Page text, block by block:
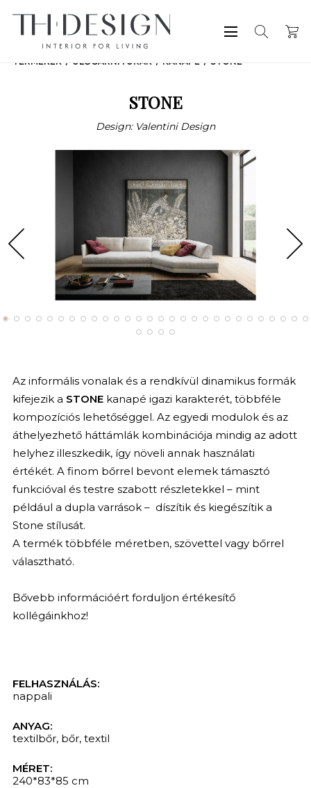
TERMÉKEK ÜLŐGARNITÚRÁK KANAPÉ STONE
STONE
Design: Valentini Design
Az informális vonalak és a rendkívül dinamikus formák
kifejezik a STONEkanapé igazi karakterét, többféle
kompozíciós lehetőséggel. Az egyedi modulok és az
áthelyezhető háttámlák kombinációja mindig az adott
helyhez illeszkedik, így növeli annak használati
értékét. A finom bőrrel bevont elemek támasztó
funkcióval és testre szabott részletekkel – mint
például a dupla varrások – díszítik és kiegészítik a
Stone stílusát.
A termék többféle méretben, szövettel vagy bőrrel
választható.
Bővebb információért forduljon értékesítő
kollégáinkhoz!
FELHASZNÁLÁS:
nappali
ANYAG:
textilbőr, bőr, textil
MÉRET:
240*83*85 cm